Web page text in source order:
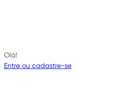
Olá!
Entre ou cadastre-se